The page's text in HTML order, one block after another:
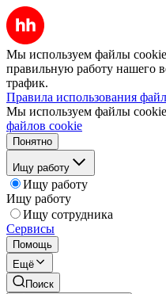
Мы используем файлы
правильную работу нашего
трафик.
Правила использования
Мы используем файлы
файлов cookie
Понятно
Ищу работу
Ищу работу
Ищу работу
Ищу сотрудника
Сервисы
Помощь
Ещё
Поиск